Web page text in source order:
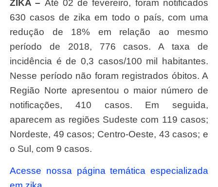
ZIKA – Até 02 de fevereiro, foram notificados
630 casos de zika em todo o país, com uma
redução de 18% em relação ao mesmo
período de 2018, 776 casos. A taxa de
incidência é de 0,3 casos/100 mil habitantes.
Nesse período não foram registrados óbitos. A
Região Norte apresentou o maior número de
notificações, 410 casos. Em seguida,
aparecem as regiões Sudeste com 119 casos;
Nordeste, 49 casos; Centro-Oeste, 43 casos; e
o Sul, com 9 casos.
Acesse nossa página temática especializada